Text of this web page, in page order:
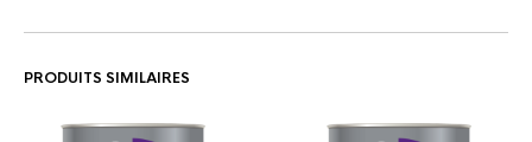
PRODUITS SIMILAIRES